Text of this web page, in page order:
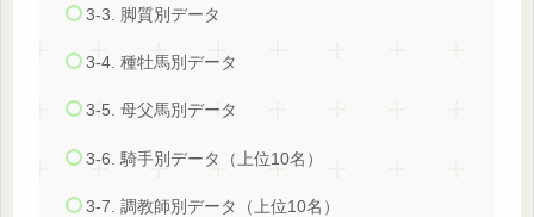
3-3. 脚質別データ
3-4. 種牡馬別データ
3-5. 母父馬別データ
3-6. 騎手別データ（上位10名）
3-7. 調教師別データ（上位10名）